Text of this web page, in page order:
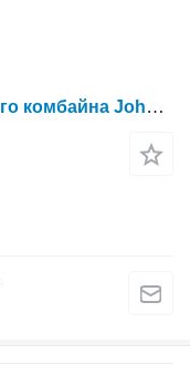
Гидромотор для зерноуборочного комбайна John Deere CTS 9600